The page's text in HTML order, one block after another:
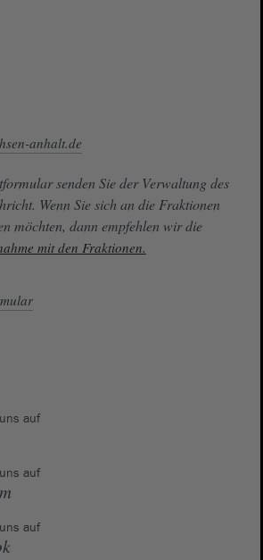
anhalt.de
senden Sie der Verwaltung des
Wenn Sie sich an die Fraktionen
möchten, dann empfehlen wir die
mit den Fraktionen.
auf
auf
auf